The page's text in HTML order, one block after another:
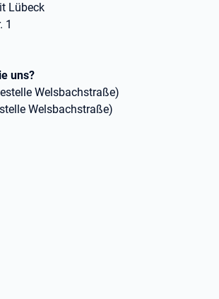
Lübeck
1
uns?
Welsbachstraße)
Welsbachstraße)